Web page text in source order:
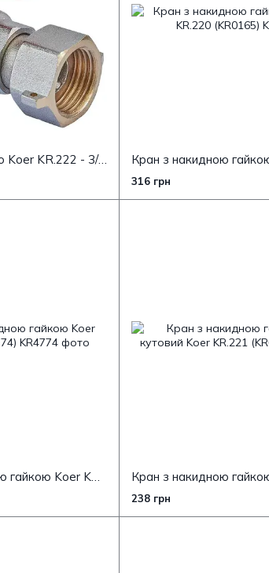
Кран із накидною гайкою Koer KR.222 - 3/4" ГГБ (KR4770)
316 грн
Кран кутовий з накидною гайкою Koer KR.223 - 3/4" ГГМ (KR4774)
238 грн